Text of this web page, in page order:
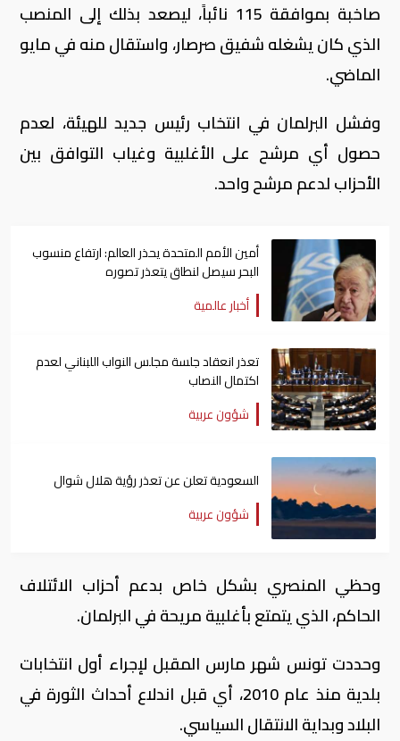
صاخبة بموافقة 115 نائباً، ليصعد بذلك إلى المنصب
الذي كان يشغله شفيق صرصار، واستقال منه في مايو
الماضي.
وفشل البرلمان في انتخاب رئيس جديد للهيئة، لعدم
حصول أي مرشح على الأغلبية وغياب التوافق بين
الأحزاب لدعم مرشح واحد.
أمين الأمم المتحدة يحذر العالم: ارتفاع منسوب
البحر سيصل لنطاق يتعذر تصوره
أخبار عالمية
تعذر انعقاد جلسة مجلس النواب اللبناني لعدم
اكتمال النصاب
شؤون عربية
السعودية تعلن عن تعذر رؤية هلال شوال
شؤون عربية
وحظي المنصري بشكل خاص بدعم أحزاب الائتلاف
الحاكم، الذي يتمتع بأغلبية مريحة في البرلمان.
وحددت تونس شهر مارس المقبل لإجراء أول انتخابات
بلدية منذ عام 2010، أي قبل اندلاع أحداث الثورة في
البلاد وبداية الانتقال السياسي.